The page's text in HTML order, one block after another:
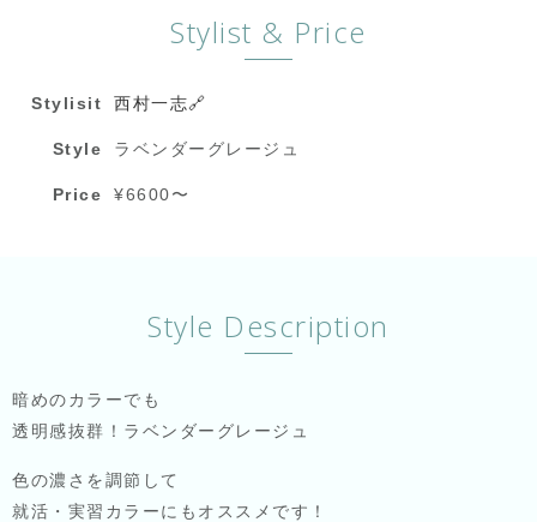
Stylist & Price
Stylisit 西村一志🔗
Style ラベンダーグレージュ
Price ¥6600〜
Style Description
暗めのカラーでも
透明感抜群！ラベンダーグレージュ
色の濃さを調節して
就活・実習カラーにもオススメです！